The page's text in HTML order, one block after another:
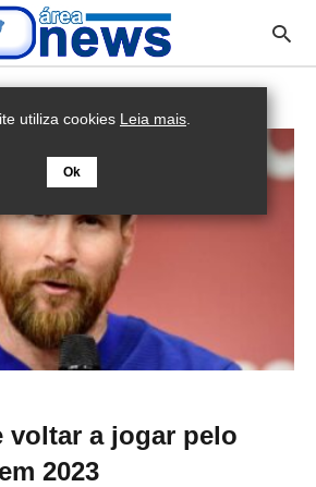
voltar a jogar pelo
2023
utiliza cookies Leia mais.
Ok